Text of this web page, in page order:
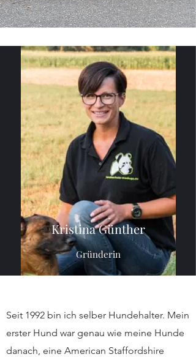
Kristina Günther
Gründerin
Seit 1992 bin ich selber Hundehalter. Mein
erster Hund war genau wie meine Hunde
danach, eine American Staffordshire